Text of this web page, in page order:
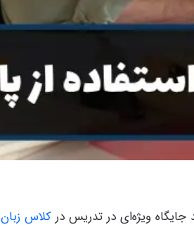
جایگاه ویژه‌ای در تدریس درکلاس زبان